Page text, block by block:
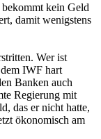
kein Geld
damit wenigstens
Wer ist
IWF hart
Banken auch
Regierung mit
das er nicht hatte,
ökonomisch am